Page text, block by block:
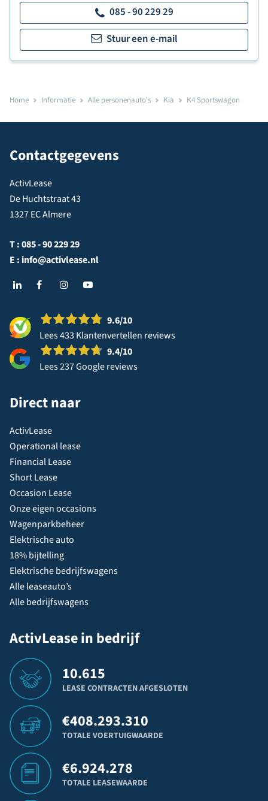
085 - 90 229 29
Stuur een e-mail
Home Informatie Alle personenauto's Kia K4 Sportswagon
Contactgegevens
ActivLease
De Huchtstraat 43
1327 EC Almere
T :085 - 90 229 29
E : info@activlease.nl
9.6/10
Lees 433 Klantenvertellen reviews
9.4/10
Lees 237 Google reviews
Direct naar
ActivLease
Operational lease
Financial Lease
Short Lease
Occasion Lease
Onze eigen occasions
Wagenparkbeheer
Elektrische auto
18% bijtelling
Elektrische bedrijfswagens
Alle leaseauto’s
Alle bedrijfswagens
ActivLease in bedrijf
10.615
LEASE CONTRACTEN AFGESLOTEN
€408.293.310
TOTALE VOERTUIGWAARDE
€6.924.278
TOTALE LEASEWAARDE